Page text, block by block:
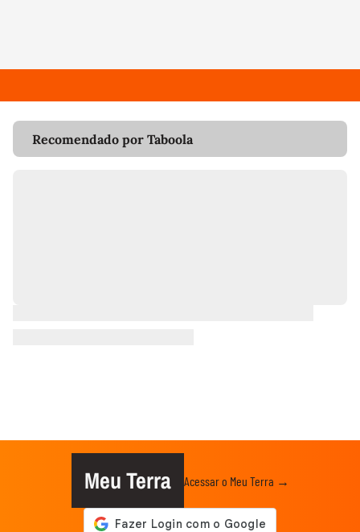
Recomendado por Taboola
Meu Terra Acessar o Meu Terra →